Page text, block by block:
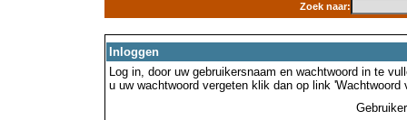
Zoek naar:
Inloggen
Log in, door uw gebruikersnaam en wachtwoord in te
u uw wachtwoord vergeten klik dan op link 'Wachtwoord